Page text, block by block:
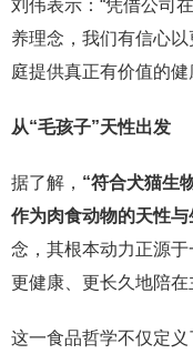
刘伟表示：“凭借公司
养理念，我们有信心
庭提供真正有价值的健
从“毛孩子”天性出发
据了解， “符合犬猫生
作为肉食动物的天性与
念，其根本动力正源
更健康、更长久地陪在
这一食品哲学不仅定